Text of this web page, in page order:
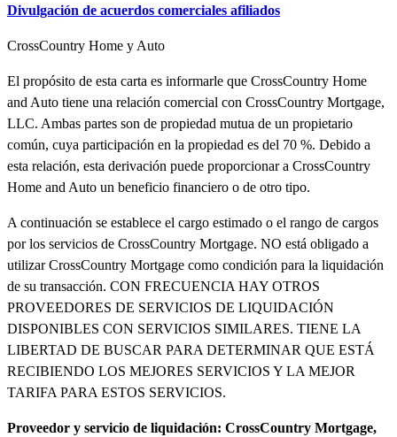
Divulgación de acuerdos comerciales afiliados
CrossCountry Home y Auto
El propósito de esta carta es informarle que CrossCountry Home
and Auto tiene una relación comercial con CrossCountry Mortgage,
LLC. Ambas partes son de propiedad mutua de un propietario
común, cuya participación en la propiedad es del 70 %. Debido a
esta relación, esta derivación puede proporcionar a CrossCountry
Home and Auto un beneficio financiero o de otro tipo.
A continuación se establece el cargo estimado o el rango de cargos
por los servicios de CrossCountry Mortgage. NO está obligado a
utilizar CrossCountry Mortgage como condición para la liquidación
de su transacción. CON FRECUENCIA HAY OTROS
PROVEEDORES DE SERVICIOS DE LIQUIDACIÓN
DISPONIBLES CON SERVICIOS SIMILARES. TIENE LA
LIBERTAD DE BUSCAR PARA DETERMINAR QUE ESTÁ
RECIBIENDO LOS MEJORES SERVICIOS Y LA MEJOR
TARIFA PARA ESTOS SERVICIOS.
Proveedor y servicio de liquidación: CrossCountry Mortgage,